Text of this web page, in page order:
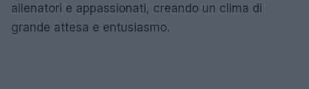
allenatori e appassionati, creando un clima di
grande attesa e entusiasmo.